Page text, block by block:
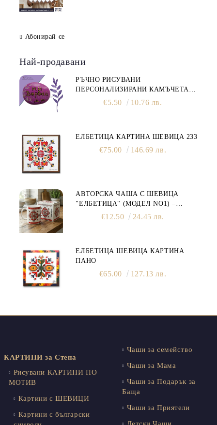
Абонирай се
Най-продавани
РЪЧНО РИСУВАНИ
ПЕРСОНАЛИЗИРАНИ КАМЪЧЕТА -
МОТИВАЦИОННИ ПОСЛАНИЯ
€5.50 10.76 лв.
ЕЛБЕТИЦА КАРТИНА ШЕВИЦА 233
€75.00 146.69 лв.
АВТОРСКА ЧАША С ШЕВИЦА
"ЕЛБЕТИЦА" (МОДЕЛ NO1) –
ПРИНТ ОТ КАРТИНА С ПОСЛАНИЕ
€12.50 24.45 лв.
ЕЛБЕТИЦА ШЕВИЦА КАРТИНА
ПАНО
€65.00 127.13 лв.
КАРТИНИ за Стена
Рисувани КАРТИНИ ПО
МОТИВ
Картини с ШЕВИЦИ
Картини с български
Чаши за семейство
Чаши за Мама
Чаши за Подарък за
Баща
Чаши за Приятели